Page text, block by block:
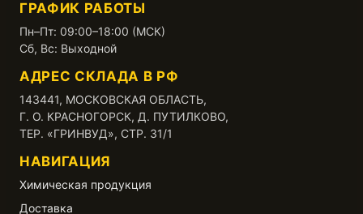
ГРАФИК РАБОТЫ
Пн–Пт: 09:00–18:00 (МСК)
Сб, Вс: Выходной
АДРЕС СКЛАДА В РФ
143441, МОСКОВСКАЯ ОБЛАСТЬ,
Г. О. КРАСНОГОРСК, Д. ПУТИЛКОВО,
ТЕР. «ГРИНВУД», СТР. 31/1
НАВИГАЦИЯ
Химическая продукция
Доставка